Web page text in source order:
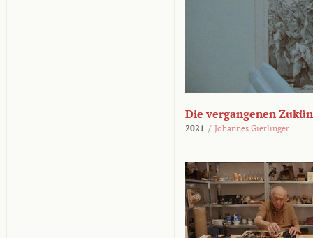
Die vergangenen
2021 / Johannes Gierlinger